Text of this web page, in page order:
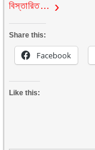
বিস্তারিত…
Share this:
Facebook
Like this: